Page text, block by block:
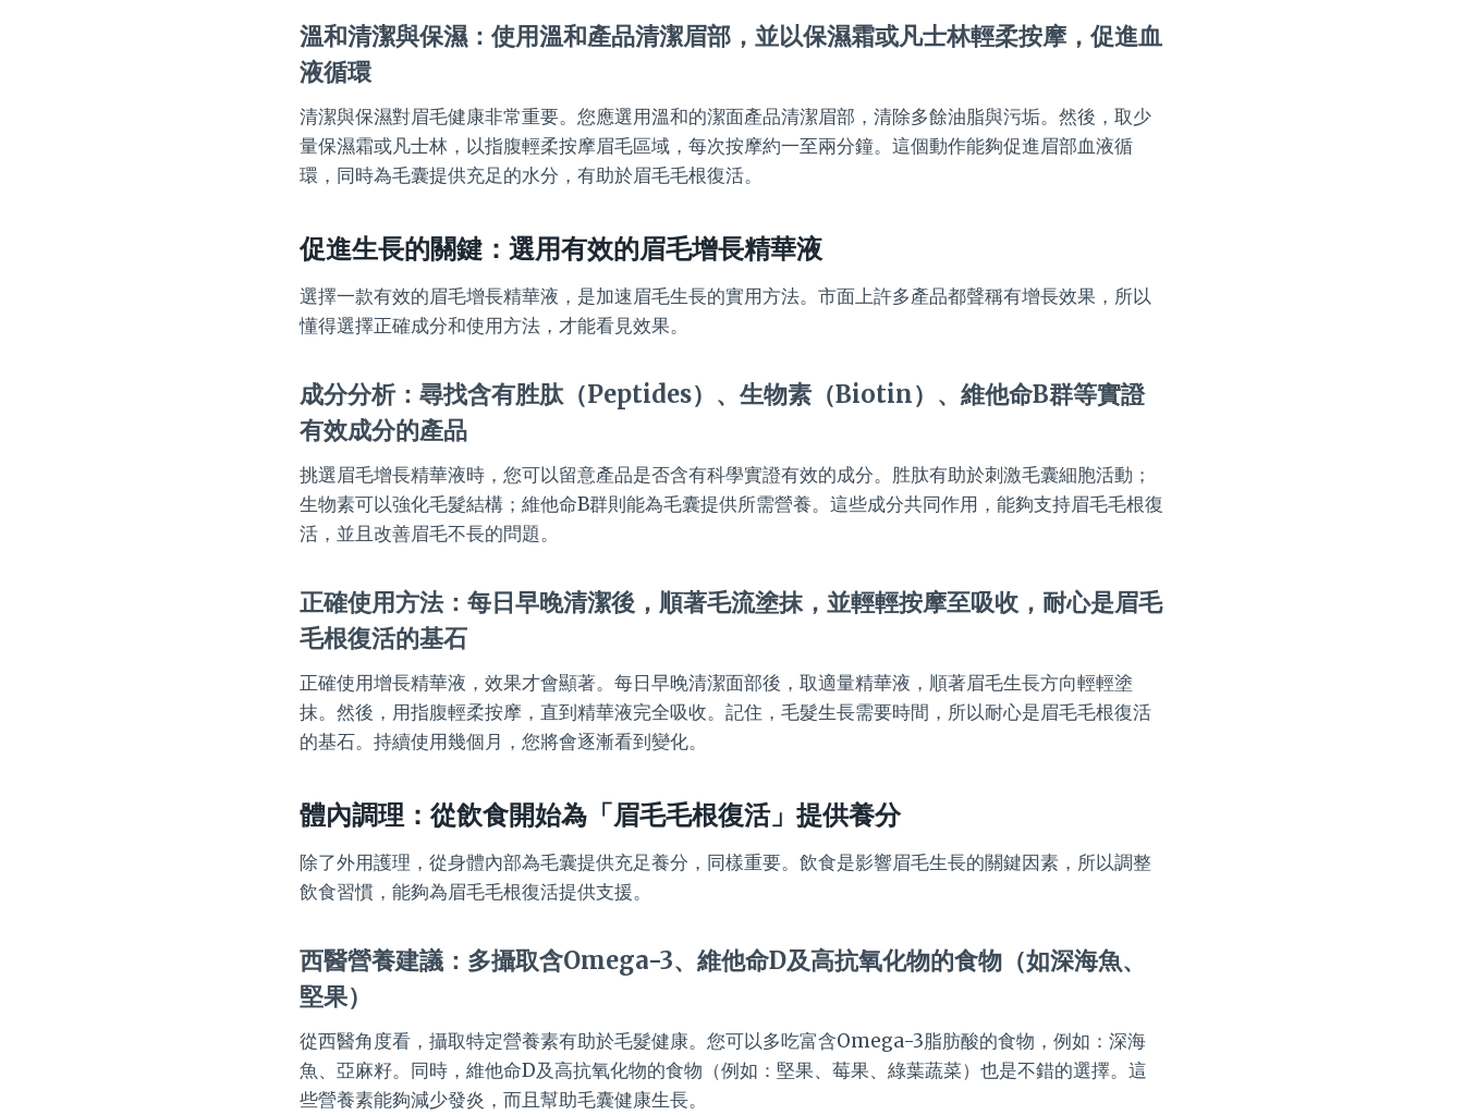
溫和清潔與保濕：使用溫和產品清潔眉部，並以保濕霜或凡士林輕柔按摩，促進血
液循環
清潔與保濕對眉毛健康非常重要。您應選用溫和的潔面產品清潔眉部，清除多餘油脂與污垢。然後，取少
量保濕霜或凡士林，以指腹輕柔按摩眉毛區域，每次按摩約一至兩分鐘。這個動作能夠促進眉部血液循
環，同時為毛囊提供充足的水分，有助於眉毛毛根復活。
促進生長的關鍵：選用有效的眉毛增長精華液
選擇一款有效的眉毛增長精華液，是加速眉毛生長的實用方法。市面上許多產品都聲稱有增長效果，所以
懂得選擇正確成分和使用方法，才能看見效果。
成分分析：尋找含有胜肽（Peptides）、生物素（Biotin）、維他命B群等實證
有效成分的產品
挑選眉毛增長精華液時，您可以留意產品是否含有科學實證有效的成分。胜肽有助於刺激毛囊細胞活動；
生物素可以強化毛髮結構；維他命B群則能為毛囊提供所需營養。這些成分共同作用，能夠支持眉毛毛根復
活，並且改善眉毛不長的問題。
正確使用方法：每日早晚清潔後，順著毛流塗抹，並輕輕按摩至吸收，耐心是眉毛
毛根復活的基石
正確使用增長精華液，效果才會顯著。每日早晚清潔面部後，取適量精華液，順著眉毛生長方向輕輕塗
抹。然後，用指腹輕柔按摩，直到精華液完全吸收。記住，毛髮生長需要時間，所以耐心是眉毛毛根復活
的基石。持續使用幾個月，您將會逐漸看到變化。
體內調理：從飲食開始為「眉毛毛根復活」提供養分
除了外用護理，從身體內部為毛囊提供充足養分，同樣重要。飲食是影響眉毛生長的關鍵因素，所以調整
飲食習慣，能夠為眉毛毛根復活提供支援。
西醫營養建議：多攝取含Omega-3、維他命D及高抗氧化物的食物（如深海魚、
堅果）
從西醫角度看，攝取特定營養素有助於毛髮健康。您可以多吃富含Omega-3脂肪酸的食物，例如：深海
魚、亞麻籽。同時，維他命D及高抗氧化物的食物（例如：堅果、莓果、綠葉蔬菜）也是不錯的選擇。這
些營養素能夠減少發炎，而且幫助毛囊健康生長。